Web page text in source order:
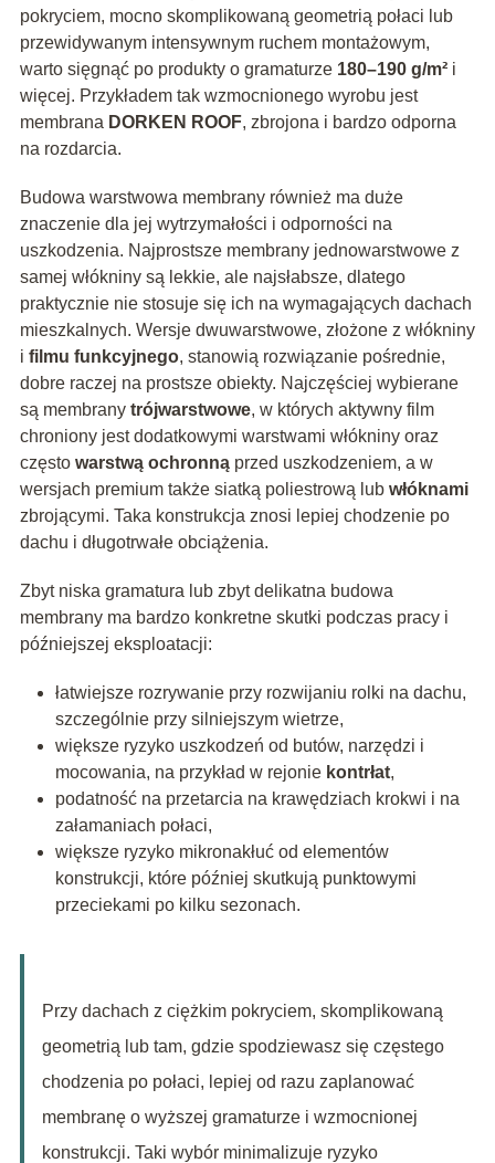
pokryciem, mocno skomplikowaną geometrią połaci lub
przewidywanym intensywnym ruchem montażowym,
warto sięgnąć po produkty o gramaturze 180–190 g/m²i
więcej. Przykładem tak wzmocnionego wyrobu jest
membrana DORKEN ROOF, zbrojona i bardzo odporna
na rozdarcia.
Budowa warstwowa membrany również ma duże
znaczenie dla jej wytrzymałości i odporności na
uszkodzenia. Najprostsze membrany jednowarstwowe z
samej włókniny są lekkie, ale najsłabsze, dlatego
praktycznie nie stosuje się ich na wymagających dachach
mieszkalnych. Wersje dwuwarstwowe, złożone z włókniny
i filmu funkcyjnego, stanowią rozwiązanie pośrednie,
dobre raczej na prostsze obiekty. Najczęściej wybierane
są membrany trójwarstwowe, w których aktywny film
chroniony jest dodatkowymi warstwami włókniny oraz
często warstwą ochronnąprzed uszkodzeniem, a w
wersjach premium także siatką poliestrową lub włóknami
zbrojącymi. Taka konstrukcja znosi lepiej chodzenie po
dachu i długotrwałe obciążenia.
Zbyt niska gramatura lub zbyt delikatna budowa
membrany ma bardzo konkretne skutki podczas pracy i
późniejszej eksploatacji:
łatwiejsze rozrywanie przy rozwijaniu rolki na dachu,
szczególnie przy silniejszym wietrze,
większe ryzyko uszkodzeń od butów, narzędzi i
mocowania, na przykład w rejonie kontrłat,
podatność na przetarcia na krawędziach krokwi i na
załamaniach połaci,
większe ryzyko mikronakłuć od elementów
konstrukcji, które później skutkują punktowymi
przeciekami po kilku sezonach.
Przy dachach z ciężkim pokryciem, skomplikowaną
geometrią lub tam, gdzie spodziewasz się częstego
chodzenia po połaci, lepiej od razu zaplanować
membranę o wyższej gramaturze i wzmocnionej
konstrukcji. Taki wybór minimalizuje ryzyko